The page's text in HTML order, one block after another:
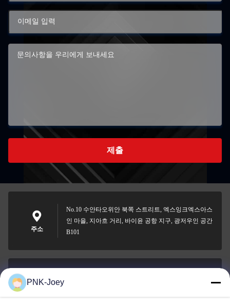
제출
주소
No.10 수안타오위안 북쪽 스트리트, 엑스잉크엑스아스
인 마을, 지아흐 거리, 바이윤 공항 지구, 광저우인 공간
B101
PNK-Joey